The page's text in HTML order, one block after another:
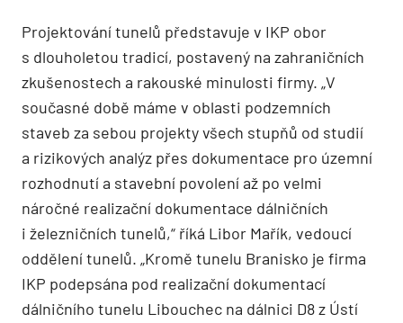
Projektování tunelů představuje v IKP obor
s dlouholetou tradicí, postavený na zahraničních
zkušenostech a rakouské minulosti firmy. „V
současné době máme v oblasti podzemních
staveb za sebou projekty všech stupňů od studií
a rizikových analýz přes dokumentace pro územní
rozhodnutí a stavební povolení až po velmi
náročné realizační dokumentace dálničních
i železničních tunelů,“ říká Libor Mařík, vedoucí
oddělení tunelů. „Kromě tunelu Branisko je firma
IKP podepsána pod realizační dokumentací
dálničního tunelu Libouchec na dálnici D8 z Ústí